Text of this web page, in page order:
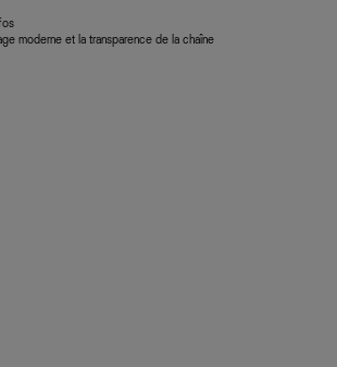
moderne et la transparence de la chaîne